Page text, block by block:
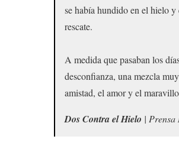
se había hundido en el hielo y
rescate.
A medida que pasaban los
desconfianza, una mezcla
amistad, el amor y el
Dos Contra el Hielo |